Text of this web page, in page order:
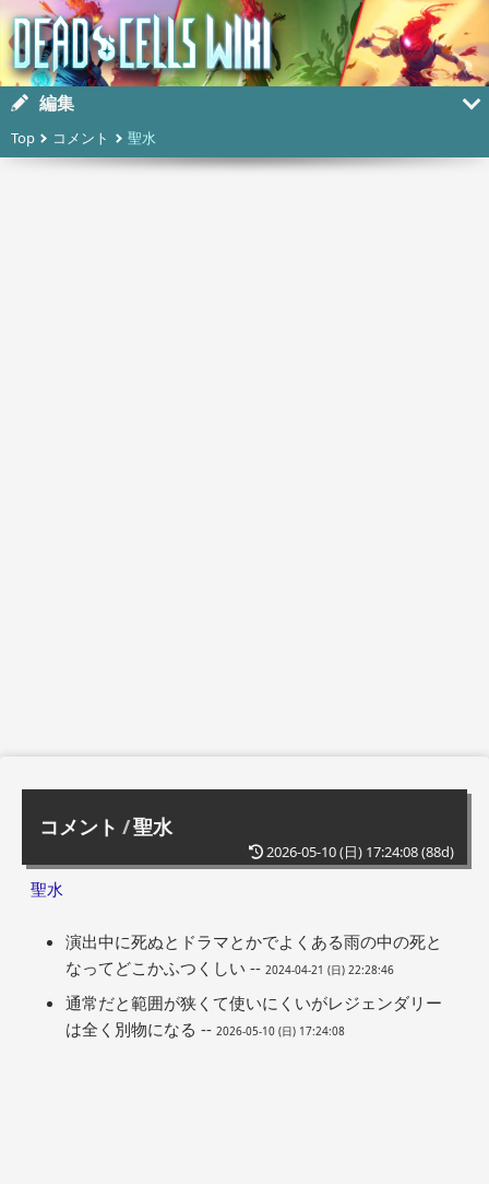
編集
Top コメント 聖水
コメント /聖水
2026-05-10 (日) 17:24:08(88d)
聖水
演出中に死ぬとドラマとかでよくある雨の中の死と
なってどこかふつくしい -- 2024-04-21 (日) 22:28:46
通常だと範囲が狭くて使いにくいがレジェンダリー
は全く別物になる -- 2026-05-10 (日) 17:24:08